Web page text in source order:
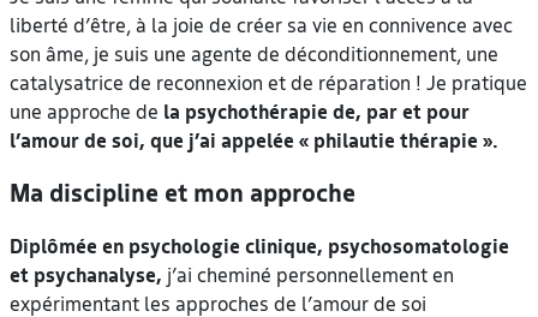
liberté d’être, à la joie de créer sa vie en connivence avec
son âme, je suis une agente de déconditionnement, une
catalysatrice de reconnexion et de réparation ! Je pratique
une approche de la psychothérapie de, par et pour
l’amour de soi, que j’ai appelée « philautie thérapie ».
Ma discipline et mon approche
Diplômée en psychologie clinique, psychosomatologie
et psychanalyse, j’ai cheminé personnellement en
expérimentant les approches de l’amour de soi